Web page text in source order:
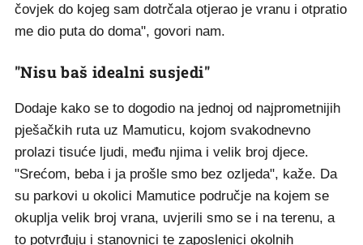
čovjek do kojeg sam dotrčala otjerao je vranu i otpratio
me dio puta do doma", govori nam.
"Nisu baš idealni susjedi"
Dodaje kako se to dogodio na jednoj od najprometnijih
pješačkih ruta uz Mamuticu, kojom svakodnevno
prolazi tisuće ljudi, među njima i velik broj djece.
"Srećom, beba i ja prošle smo bez ozljeda", kaže. Da
su parkovi u okolici Mamutice područje na kojem se
okuplja velik broj vrana, uvjerili smo se i na terenu, a
to potvrđuju i stanovnici te zaposlenici okolnih